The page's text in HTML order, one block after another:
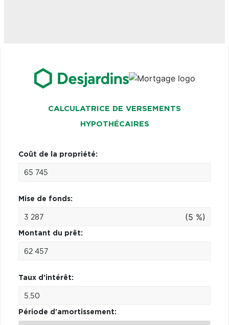
CALCULATRICE DE VERSEMENTS
HYPOTHÉCAIRES
Coût de la propriété:
Mise de fonds:
(5 %)
Montant du prêt:
Taux d'intérêt:
Période d'amortissement: